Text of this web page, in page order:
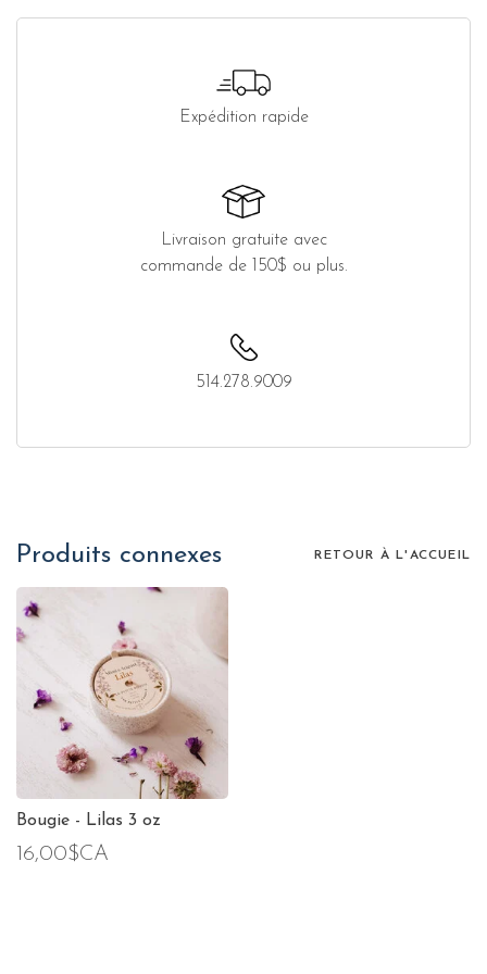
Expédition rapide
Livraison gratuite avec
commande de 150$ ou plus.
514.278.9009
Produits connexes RETOUR À L'ACCUEIL
Bougie - Lilas 3 oz
16,00$CA